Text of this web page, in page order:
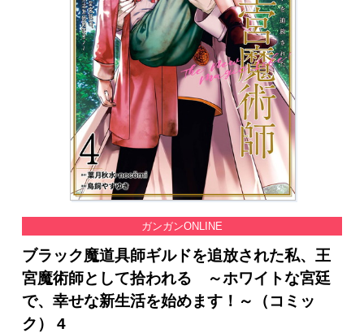
会社情報 採用情報
スクウェア・エニックス サイト内検索
ガンガンONLINE
ブラック魔道具師ギルドを追放された私、王
宮魔術師として拾われる ～ホワイトな宮廷
で、幸せな新生活を始めます！～（コミッ
ク） 4